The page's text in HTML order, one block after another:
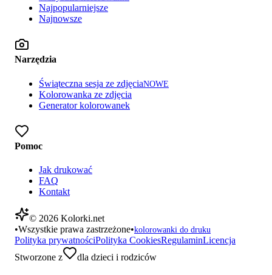
Najpopularniejsze
Najnowsze
Narzędzia
Świąteczna sesja ze zdjęciaNOWE
Kolorowanka ze zdjęcia
Generator kolorowanek
Pomoc
Jak drukować
FAQ
Kontakt
© 2026 Kolorki.net
•Wszystkie prawa zastrzeżone•kolorowanki do druku
Polityka prywatnościPolityka CookiesRegulaminLicencja
Stworzone z
dla dzieci i rodziców